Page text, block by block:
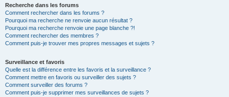
Recherche dans les forums
Comment rechercher dans les forums ?
Pourquoi ma recherche ne renvoie aucun résultat ?
Pourquoi ma recherche renvoie une page blanche ?!
Comment rechercher des membres ?
Comment puis-je trouver mes propres messages et sujets ?
Surveillance et favoris
Quelle est la différence entre les favoris et la surveillance ?
Comment mettre en favoris ou surveiller des sujets ?
Comment surveiller des forums ?
Comment puis-je supprimer mes surveillances de sujets ?